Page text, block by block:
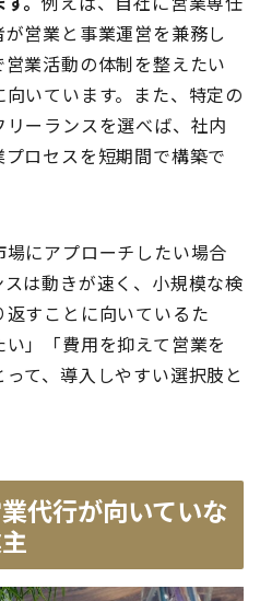
営業と事業運営を兼務し
業活動の体制を整えたい
いています。また、特定の
ーランスを選べば、社内
ロセスを短期間で構築で
にアプローチしたい場合
は動きが速く、小規模な検
すことに向いているた
」「費用を抑えて営業を
て、導入しやすい選択肢と
代行が向いていな